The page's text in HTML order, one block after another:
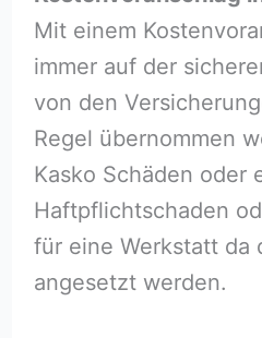
Mit einem
immer auf der
von den
Regel übernommen
Kasko Schäden oder
Haftpflichtschaden
für eine Werkstatt da
angesetzt werden.